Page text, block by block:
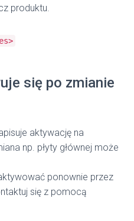
produktu.
się po zmianie
aktywację na
np. płyty głównej może
ponownie przez
się z pomocą